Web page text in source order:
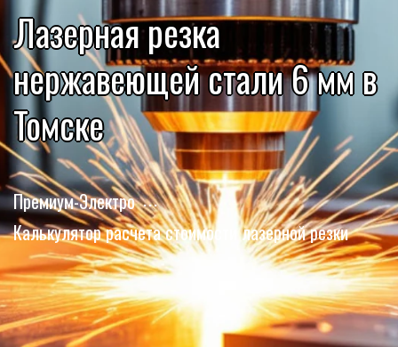
Лазерная резка
нержавеющей стали 6 мм в
Томске
Премиум-Электро
Калькулятор расчета стоимости лазерной резки